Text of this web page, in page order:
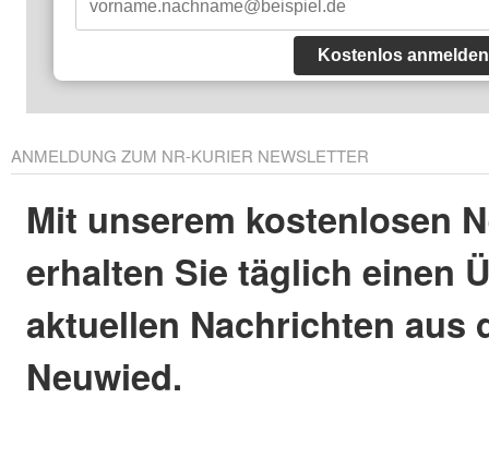
Kostenlos anmelden
ANMELDUNG ZUM NR-KURIER NEWSLETTER
Mit unserem kostenlosen
erhalten Sie täglich einen
aktuellen Nachrichten aus
Neuwied.